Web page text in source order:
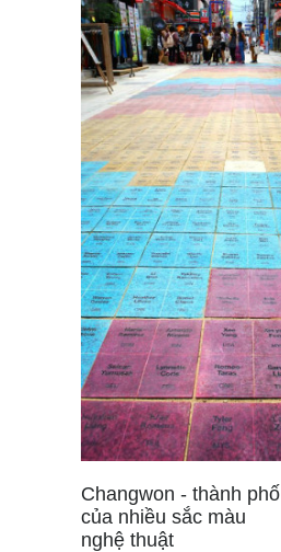
Changwon - thành phố
của nhiều sắc màu
nghệ thuật